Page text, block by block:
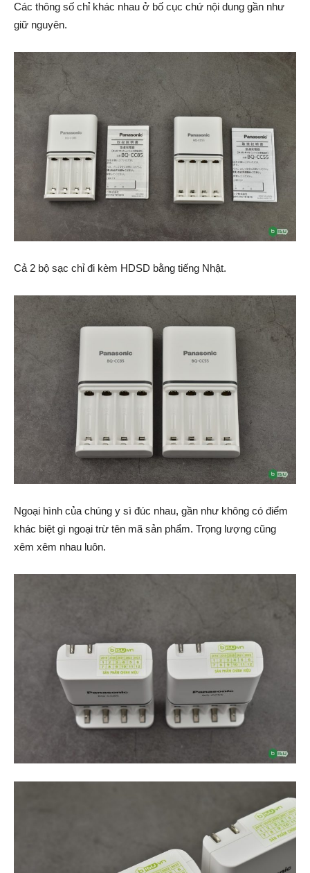
Các thông số chỉ khác nhau ở bố cục chứ nội dung gần như
giữ nguyên.
Cả 2 bộ sạc chỉ đi kèm HDSD bằng tiếng Nhật.
Ngoại hình của chúng y sì đúc nhau, gần như không có điểm
khác biệt gì ngoại trừ tên mã sản phẩm. Trọng lượng cũng
xêm xêm nhau luôn.